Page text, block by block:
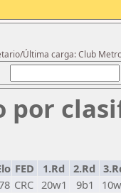
Última carga: Club
por
FED 1.Rd 2.Rd
CRC 20w1 9b1